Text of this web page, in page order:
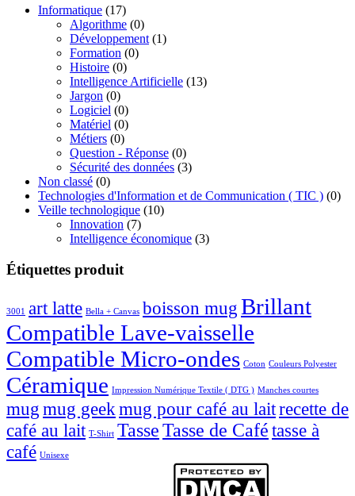
Informatique (17)
Algorithme (0)
Développement (1)
Formation (0)
Histoire (0)
Intelligence Artificielle (13)
Jargon (0)
Logiciel (0)
Matériel (0)
Métiers (0)
Question - Réponse (0)
Sécurité des données (3)
Non classé (0)
Technologies d'Information et de Communication ( TIC ) (0)
Veille technologique (10)
Innovation (7)
Intelligence économique (3)
Étiquettes produit
3001 art latte Bella + Canvas boisson mugBrillant
Compatible Lave-vaisselle
Compatible Micro-ondes Coton Couleurs Polyester
Céramique Impression Numérique Textile ( DTG ) Manches courtes
mugmug geekmug pour café au laitrecette de
café au lait T-Shirt TasseTasse de Cafétasse à
café Unisexe